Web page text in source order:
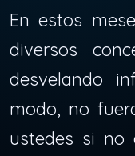
En estos
diversos
desvelando
modo, no
ustedes si no